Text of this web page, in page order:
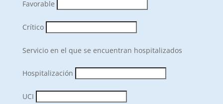
Favorable
Crítico
Servicio en el que se encuentran hospitalizados
Hospitalización
UCI